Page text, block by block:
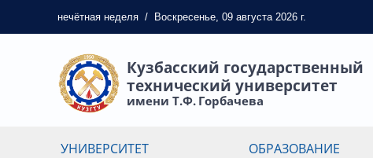
нечётная неделя / Воскресенье, 09 августа 2026 г.
Кузбасский государственный
технический университет
имени Т.Ф. Горбачева
УНИВЕРСИТЕТ ОБРАЗОВАНИЕ